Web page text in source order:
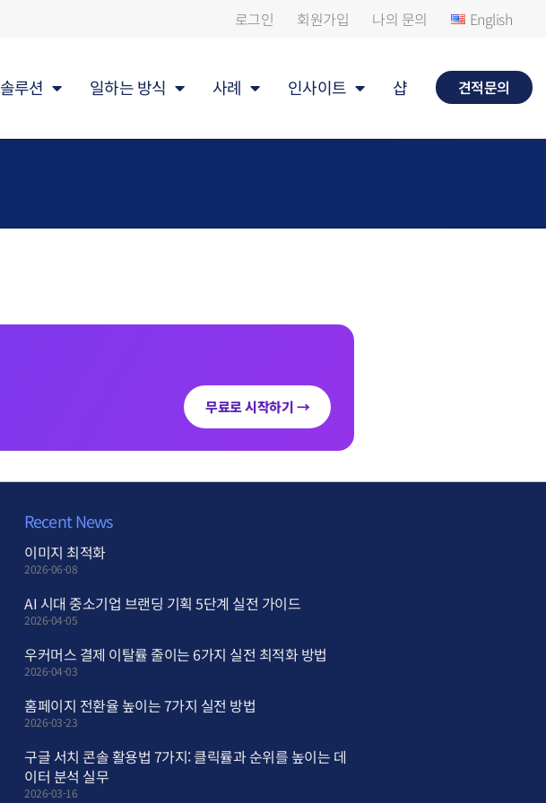
로그인 회원가입 나의 문의 English
솔루션 일하는 방식 사례 인사이트 샵 견적문의
무료로 시작하기 →
Recent News
이미지 최적화
2026-06-08
AI 시대 중소기업 브랜딩 기획 5단계 실전 가이드
2026-04-05
우커머스 결제 이탈률 줄이는 6가지 실전 최적화 방법
2026-04-03
홈페이지 전환율 높이는 7가지 실전 방법
2026-03-23
구글 서치 콘솔 활용법 7가지: 클릭률과 순위를 높이는 데
이터 분석 실무
2026-03-16